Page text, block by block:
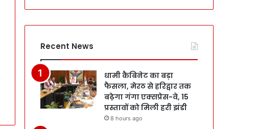
Recent News
धामी कैबिनेट का बड़ा
फैसला, मेरठ से हरिद्वार तक
बढ़ेगा गंगा एक्सप्रेस-वे, 15
प्रस्तावों को मिली हरी झंडी
8 hours ago